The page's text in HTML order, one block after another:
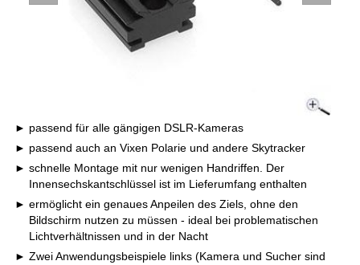
passend für alle gängigen DSLR-Kameras
passend auch an Vixen Polarie und andere Skytracker
schnelle Montage mit nur wenigen Handriffen. Der
Innensechskantschlüssel ist im Lieferumfang enthalten
ermöglicht ein genaues Anpeilen des Ziels, ohne den
Bildschirm nutzen zu müssen - ideal bei problematischen
Lichtverhältnissen und in der Nacht
Zwei Anwendungsbeispiele links (Kamera und Sucher sind